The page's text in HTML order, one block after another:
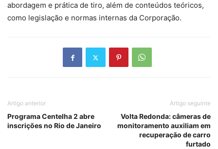
abordagem e prática de tiro, além de conteúdos teóricos,
como legislação e normas internas da Corporação.
Artigo anterior
Programa Centelha 2 abre
inscrições no Rio de Janeiro
Artigo seguinte
Volta Redonda: câmeras de
monitoramento auxiliam em
recuperação de carro
furtado